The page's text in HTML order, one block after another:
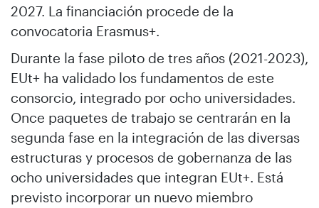
2027. La financiación procede de la
convocatoria Erasmus+.
Durante la fase piloto de tres años (2021-2023),
EUt+ ha validado los fundamentos de este
consorcio, integrado por ocho universidades.
Once paquetes de trabajo se centrarán en la
segunda fase en la integración de las diversas
estructuras y procesos de gobernanza de las
ocho universidades que integran EUt+. Está
previsto incorporar un nuevo miembro